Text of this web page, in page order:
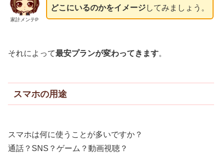
家計メンテP
どこにいるのかをイメージしてみましょう。
それによって最安プランが変わってきます。
スマホの用途
スマホは何に使うことが多いですか？
通話？SNS？ゲーム？動画視聴？